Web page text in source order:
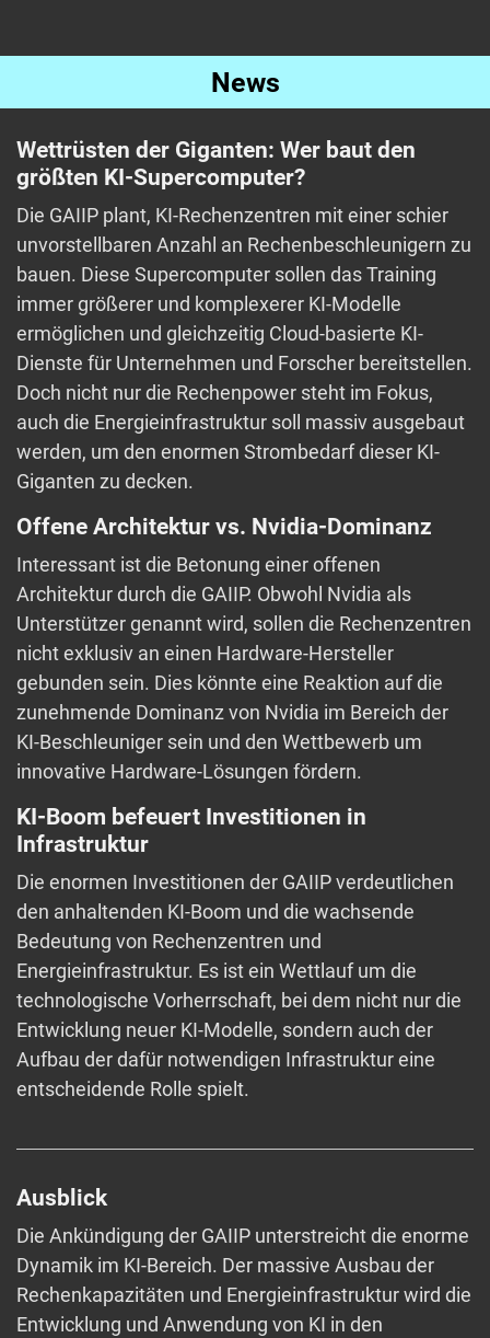
News
Wettrüsten der Giganten: Wer baut den
größten KI-Supercomputer?
Die GAIIP plant, KI-Rechenzentren mit einer schier
unvorstellbaren Anzahl an Rechenbeschleunigern zu
bauen. Diese Supercomputer sollen das Training
immer größerer und komplexerer KI-Modelle
ermöglichen und gleichzeitig Cloud-basierte KI-
Dienste für Unternehmen und Forscher bereitstellen.
Doch nicht nur die Rechenpower steht im Fokus,
auch die Energieinfrastruktur soll massiv ausgebaut
werden, um den enormen Strombedarf dieser KI-
Giganten zu decken.
Offene Architektur vs. Nvidia-Dominanz
Interessant ist die Betonung einer offenen
Architektur durch die GAIIP. Obwohl Nvidia als
Unterstützer genannt wird, sollen die Rechenzentren
nicht exklusiv an einen Hardware-Hersteller
gebunden sein. Dies könnte eine Reaktion auf die
zunehmende Dominanz von Nvidia im Bereich der
KI-Beschleuniger sein und den Wettbewerb um
innovative Hardware-Lösungen fördern.
KI-Boom befeuert Investitionen in
Infrastruktur
Die enormen Investitionen der GAIIP verdeutlichen
den anhaltenden KI-Boom und die wachsende
Bedeutung von Rechenzentren und
Energieinfrastruktur. Es ist ein Wettlauf um die
technologische Vorherrschaft, bei dem nicht nur die
Entwicklung neuer KI-Modelle, sondern auch der
Aufbau der dafür notwendigen Infrastruktur eine
entscheidende Rolle spielt.
Ausblick
Die Ankündigung der GAIIP unterstreicht die enorme
Dynamik im KI-Bereich. Der massive Ausbau der
Rechenkapazitäten und Energieinfrastruktur wird die
Entwicklung und Anwendung von KI in den